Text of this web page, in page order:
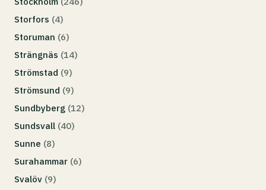
Storfors (4)
Storuman (6)
Strängnäs (14)
Strömstad (9)
Strömsund (9)
Sundbyberg (12)
Sundsvall (40)
Sunne (8)
Surahammar (6)
Svalöv (9)